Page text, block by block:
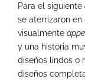
Para el siguiente
se aterrizaron
visualmente
y una historia
diseños lindos o
diseños